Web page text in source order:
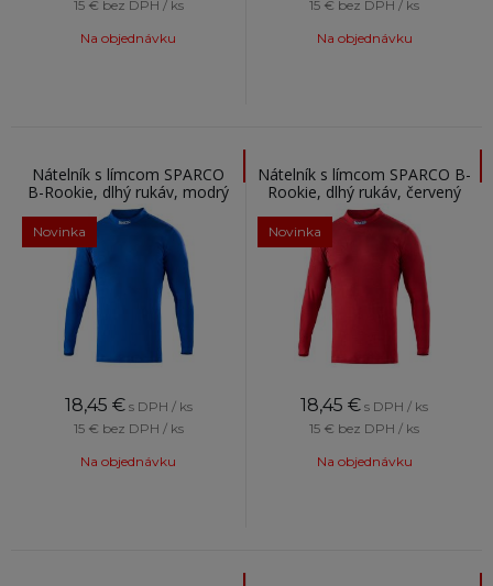
15 € bez DPH / ks
Na objednávku
15 € bez DPH / ks
Na objednávku
Nátelník s límcom SPARCO
B-Rookie, dlhý rukáv, modrý
Novinka
18,45 € s DPH / ks
15 € bez DPH / ks
Na objednávku
Nátelník s límcom SPARCO B-
Rookie, dlhý rukáv, červený
Novinka
18,45 € s DPH / ks
15 € bez DPH / ks
Na objednávku